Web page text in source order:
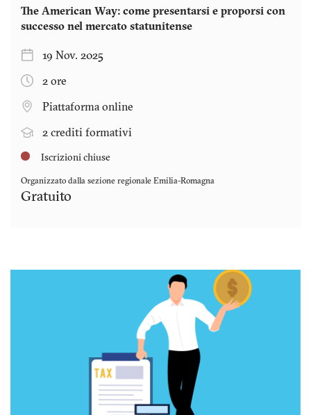
The American Way: come presentarsi e proporsi con
successo nel mercato statunitense
19 Nov. 2025
2 ore
Piattaforma online
2 crediti formativi
Iscrizioni chiuse
Organizzato dalla sezione regionale Emilia-Romagna
Gratuito